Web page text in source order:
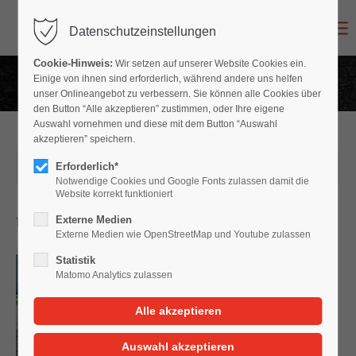
Login
Benutzername
Passwort
Anmelden
Lost your password?
31.07.2021 13:45
Unfall gehabt? So gehen Sie richtig vor.
Datenschutzeinstellungen
Cookie-Hinweis: Wir setzen auf unserer Website Cookies ein.
Einige von ihnen sind erforderlich, während andere uns helfen
unser Onlineangebot zu verbessern. Sie können alle Cookies über
den Button “Alle akzeptieren” zustimmen, oder Ihre eigene
Auswahl vornehmen und diese mit dem Button “Auswahl
akzeptieren” speichern.
Erforderlich*
Notwendige Cookies und Google Fonts zulassen damit die
Website korrekt funktioniert
Externe Medien
Externe Medien wie OpenStreetMap und Youtube zulassen
Statistik
Matomo Analytics zulassen